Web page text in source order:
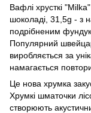
Вафлі хрусткі
шоколаді, 31,5g - з
подрібненим
Популярний
виробляється за
намагається
Це нова хрумка
Хрумкі шматочки
створюють